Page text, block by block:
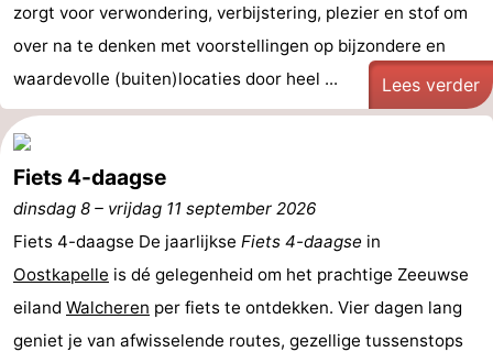
zorgt voor verwondering, verbijstering, plezier en stof om
over na te denken met voorstellingen op bijzondere en
waardevolle (buiten)locaties door heel ...
Lees verder
Fiets 4-daagse
dinsdag 8 – vrijdag 11 september 2026
Fiets 4-daagse De jaarlijkse Fiets 4-daagse in
Oostkapelle is dé gelegenheid om het prachtige Zeeuwse
eiland Walcheren per fiets te ontdekken. Vier dagen lang
geniet je van afwisselende routes, gezellige tussenstops